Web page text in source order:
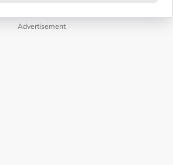
Advertisement